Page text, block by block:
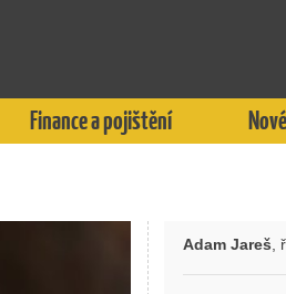
Finance a pojištění
Adam Jareš